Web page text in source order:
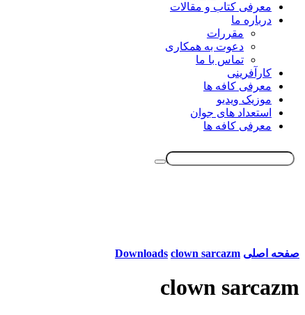
معرفی کتاب و مقالات
درباره ما
مقررات
دعوت به همکاری
تماس با ما
کارآفرینی
معرفی کافه ها
موزیک ویدیو
استعداد های جوان
معرفی کافه ها
صفحه اصلی Downloads clown sarcazm
clown sarcazm